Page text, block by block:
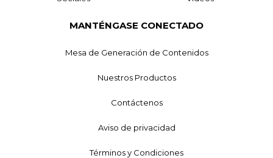
MANTÉNGASE CONECTADO
Mesa de Generación de Contenidos
Nuestros Productos
Contáctenos
Aviso de privacidad
Términos y Condiciones